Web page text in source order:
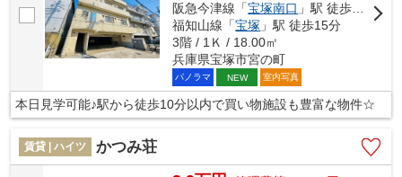
阪急今津線「宝塚南口 」駅 徒歩13分
福知山線「宝塚 」駅 徒歩15分
3階 / 1Ｋ / 18.00㎡
兵庫県宝塚市宮の町
パノラマ NEW 室内写真
本日見学可能♪駅から徒歩10分以内で買い物施設も豊富な物件☆
賃貸 | ハイツ かつみ荘